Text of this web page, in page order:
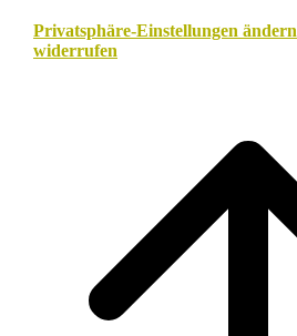
Privatsphäre-Einstellungen ändern
widerrufen